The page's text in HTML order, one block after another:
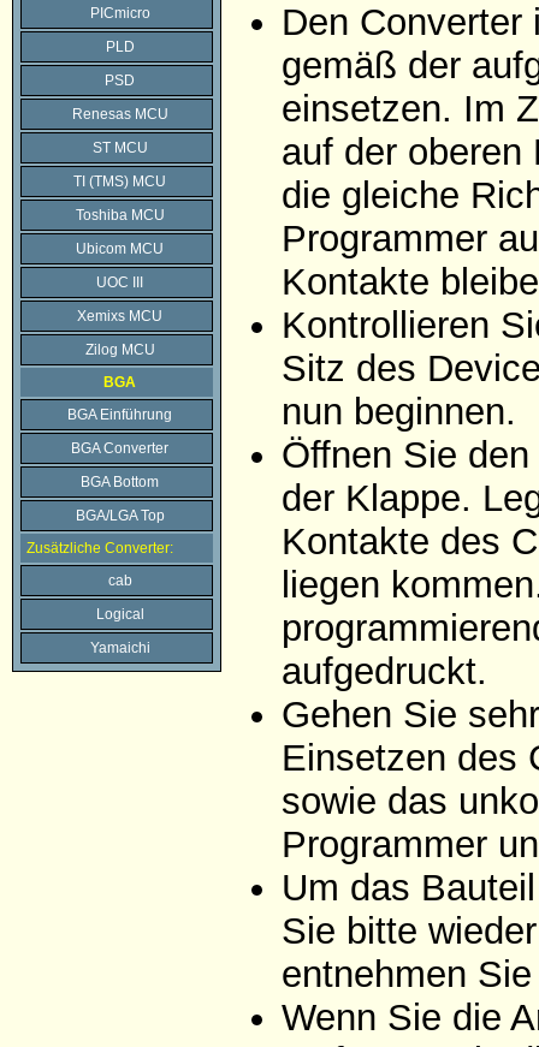
PICmicro
PLD
PSD
Renesas MCU
ST MCU
TI (TMS) MCU
Toshiba MCU
Ubicom MCU
UOC III
Xemixs MCU
Zilog MCU
BGA
BGA Einführung
BGA Converter
BGA Bottom
BGA/LGA Top
Zusätzliche Converter:
cab
Logical
Yamaichi
Den
gemäß der
einsetzen. Im
auf der
die gleiche
Programmer
Kontakte
Kontrollieren
Sitz des
nun beginnen.
Öffnen Sie
der Klappe.
Kontakte des
liegen
aufgedruckt.
Gehen Sie
Einsetzen des
sowie das
Programmer
Um das
Sie bitte
entnehmen
Wenn Sie die